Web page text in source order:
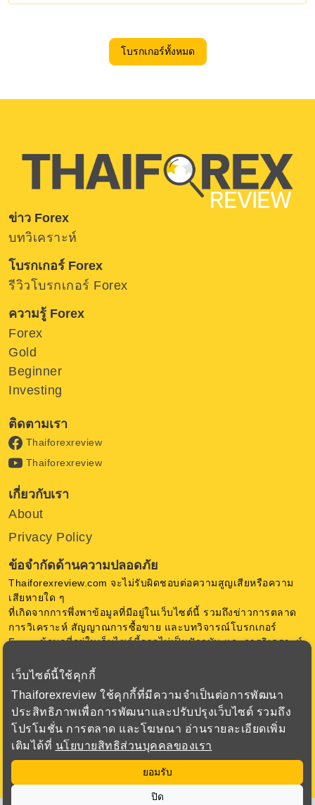
เว็บไซต์นี้ใช้คุกกี้
Thaiforexreview ใช้คุกกี้ที่มีความจำเป็นต่อการพัฒนา
ประสิทธิภาพเพื่อการพัฒนาและปรับปรุงเว็บไซต์ รวมถึง
โปรโมชั่น การตลาด และโฆษณา อ่านรายละเอียดเพิ่ม
เติมได้ที่ นโยบายสิทธิส่วนบุคคลของเรา
ยอมรับ
ปิด
โบรกเกอร์ทั้งหมด
ข่าว Forex
บทวิเคราะห์
โบรกเกอร์ Forex
รีวิวโบรกเกอร์ Forex
ความรู้ Forex
Forex
Gold
Beginner
Investing
ติดตามเรา
Thaiforexreview
Thaiforexreview
เกี่ยวกับเรา
About
Privacy Policy
ข้อจำกัดด้านความปลอดภัย
Thaiforexreview.com จะไม่รับผิดชอบต่อความสูญเสียหรือความ
เสียหายใด ๆ
ที่เกิดจากการพึ่งพาข้อมูลที่มีอยู่ในเว็บไซต์นี้ รวมถึงข่าวการตลาด
การวิเคราะห์ สัญญาณการซื้อขาย และบทวิจารณ์โบรกเกอร์
Forex ข้อมูลที่อยู่ในเว็บไซต์นี้อาจไม่เป็นปัจจุบัน และการวิเคราะห์
การซื้อขายสกุลเงินในตลาด Forex มีความเสี่ยงสูง ก่อนตัดสินใจ
ซื้อขาย Forex หรือใช้เครื่องมือทางการเงินอื่น ๆ ควรพิจารณา
วัตถุประสงค์การลงทุน ระดับประสบการณ์ และความเสี่ยงอย่าง
รอบคอบ เรามุ่งเน้นเพื่อเสนอข้อมูล ที่สำคัญเกี่ยวกับโบรกเกอร์
ทั้งหมดที่เราตรวจสอบเพื่อให้ได้ข้อมูลที่ถูกต้องที่สุด